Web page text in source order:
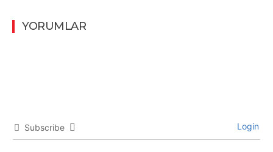
YORUMLAR
Subscribe Login